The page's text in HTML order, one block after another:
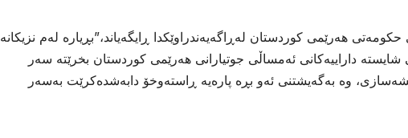
هەرێمی کوردستان لەڕاگەیەندراوێكدا ڕایگەیاند،”بڕیارە لەم نزیکانە
داراییەکانی ئەمساڵی جوتیارانی هەرێمی کوردستان بخرێتە سەر
وە بەگەیشتنی ئەو بڕە پارەیە ڕاستەوخۆ دابەشدەکرێت بەسەر